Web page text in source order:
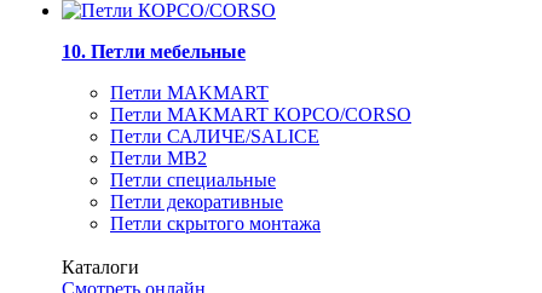
10. Петли мебельные
Петли MAKMART
Петли MAKMART КОРСО/CORSO
Петли САЛИЧЕ/SALICE
Петли MB2
Петли специальные
Петли декоративные
Петли скрытого монтажа
Каталоги
Смотреть онлайн